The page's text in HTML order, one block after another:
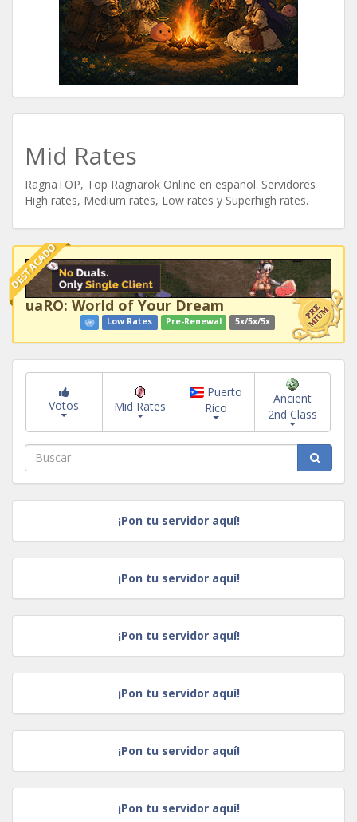
Mid Rates
RagnaTOP, Top Ragnarok Online en español. Servidores
High rates, Medium rates, Low rates y Superhigh rates.
DESTACADO
uaRO: World of Your Dream
Low Rates Pre-Renewal 5x/5x/5x
Votos Mid Rates
Puerto
Rico
Ancient
2nd Class
¡Pon tu servidor aquí!
¡Pon tu servidor aquí!
¡Pon tu servidor aquí!
¡Pon tu servidor aquí!
¡Pon tu servidor aquí!
¡Pon tu servidor aquí!